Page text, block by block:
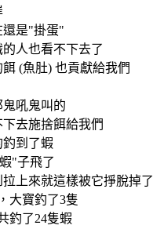
還是"掛蛋"
人也看不下去了
(魚肚) 也貢獻給我們
吼鬼叫的
去施捨餌給我們
到了蝦
"子飛了
上來就這樣被它掙脫掉了
大寶釣了3隻
釣了24隻蝦